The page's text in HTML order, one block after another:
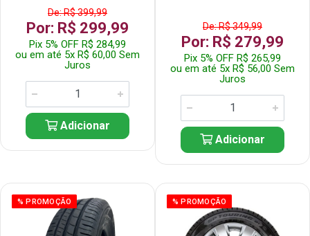
De: R$ 399,99
Por: R$ 299,99
Pix 5% OFF R$ 284,99
ou em até 5x R$ 60,00 Sem
Juros
Adicionar
De: R$ 349,99
Por: R$ 279,99
Pix 5% OFF R$ 265,99
ou em até 5x R$ 56,00 Sem
Juros
Adicionar
% PROMOÇÃO % PROMOÇÃO